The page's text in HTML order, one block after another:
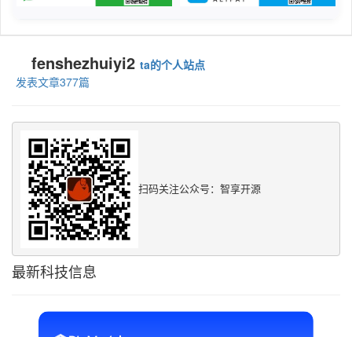
fenshezhuiyi2 ta的个人站点
发表文章377篇
扫码关注公众号：智享开源
最新科技信息